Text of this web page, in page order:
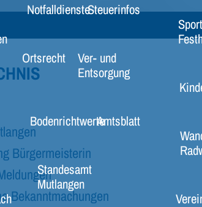
NotfalldiensteSteuerinfos
Ortsrecht
Ver- und
Entsorgung
BodenrichtwerteAmtsblatt
Standesamt
Mutlangen
Bürgermeisterin
Bekanntmachungen